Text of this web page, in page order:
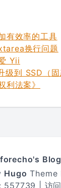
有效率的工具
换行问题
Yii
到 SSD（固
利法案》
forecho's Blog
Hugo Theme
557739 | 访